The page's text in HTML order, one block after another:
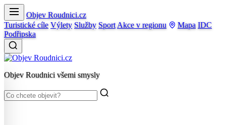
Objev Roudnici.cz
Turistické cíle Výlety Služby Sport Akce v regionu Mapa IDC
Podřipska
Objev Roudnici všemi smysly